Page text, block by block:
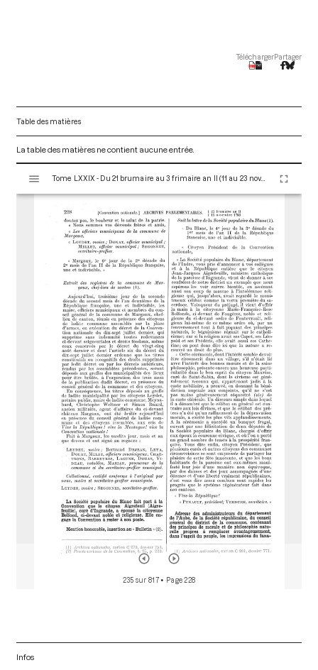
TéléchargerPartager
Table des matières
La table des matières ne contient aucune entrée.
s
Tome LXXIX - Du 21 brumaire au 3 frimaire an II (11 au 23 novembre 1793)
235 sur 817 • Page 228
Infos